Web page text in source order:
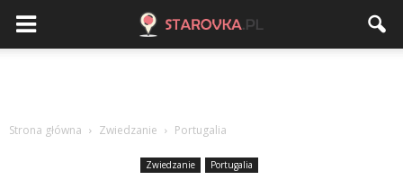
Strona główna Zwiedzanie Portugalia
Zwiedzanie Portugalia